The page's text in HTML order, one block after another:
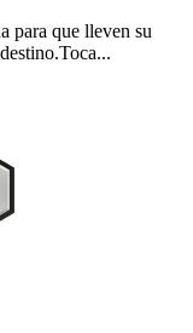
para que lleven su